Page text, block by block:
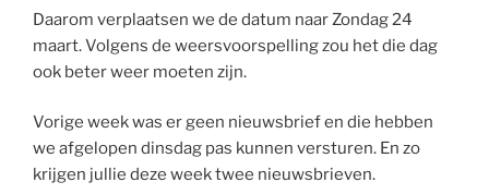
Daarom verplaatsen we de datum naar Zondag 24
maart. Volgens de weersvoorspelling zou het die dag
ook beter weer moeten zijn.
Vorige week was er geen nieuwsbrief en die hebben
we afgelopen dinsdag pas kunnen versturen. En zo
krijgen jullie deze week twee nieuwsbrieven.